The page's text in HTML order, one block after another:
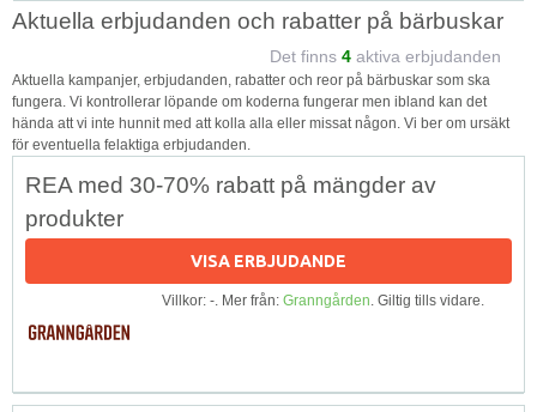
Aktuella erbjudanden och rabatter på bärbuskar
Det finns 4 aktiva erbjudanden
Aktuella kampanjer, erbjudanden, rabatter och reor på bärbuskar som ska
fungera. Vi kontrollerar löpande om koderna fungerar men ibland kan det
hända att vi inte hunnit med att kolla alla eller missat någon. Vi ber om ursäkt
för eventuella felaktiga erbjudanden.
REA med 30-70% rabatt på mängder av
produkter
VISA ERBJUDANDE
Villkor: -. Mer från: Granngården. Giltig tills vidare.